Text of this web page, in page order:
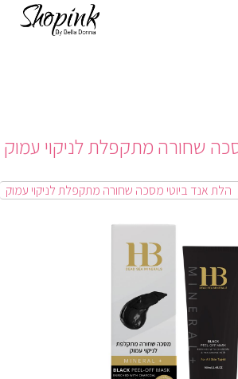
שחורה מתקפלת לניקוי עמוק
הלת אנד ביוטי מסכה שחורה מתקפלת לניקוי עמוק